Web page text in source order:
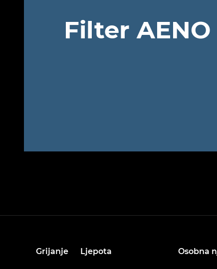
Filter AENO
Grijanje Ljepota Osobna